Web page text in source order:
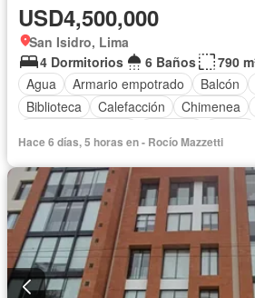
USD4,500,000
San Isidro, Lima
4 Dormitorios
6 Baños
790
Agua
Armario empotrado Balcón
Biblioteca
Calefacción Chimenea
Vigilante
Terraza
Hace 6 días, 5 horas en - Rocío Mazzetti